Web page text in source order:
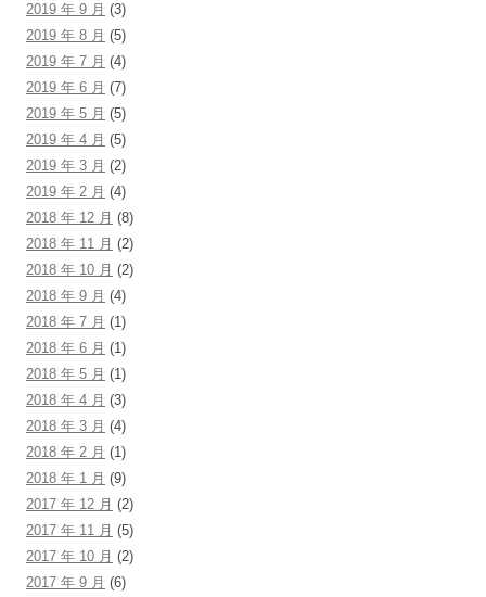
2019 年 9 月 (3)
2019 年 8 月 (5)
2019 年 7 月 (4)
2019 年 6 月 (7)
2019 年 5 月 (5)
2019 年 4 月 (5)
2019 年 3 月 (2)
2019 年 2 月 (4)
2018 年 12 月 (8)
2018 年 11 月 (2)
2018 年 10 月 (2)
2018 年 9 月 (4)
2018 年 7 月 (1)
2018 年 6 月 (1)
2018 年 5 月 (1)
2018 年 4 月 (3)
2018 年 3 月 (4)
2018 年 2 月 (1)
2018 年 1 月 (9)
2017 年 12 月 (2)
2017 年 11 月 (5)
2017 年 10 月 (2)
2017 年 9 月 (6)